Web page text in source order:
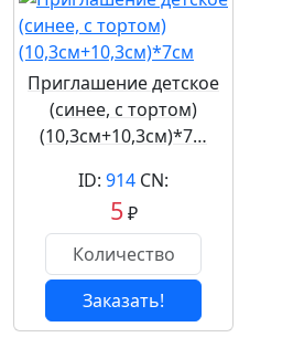
Приглашение детское
(синее, с тортом)
(10,3см+10,3см)*7…
ID: 914 CN:
5₽
Заказать!